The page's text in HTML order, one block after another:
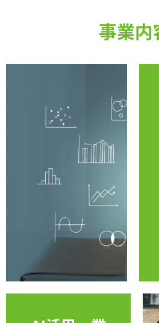
事業内